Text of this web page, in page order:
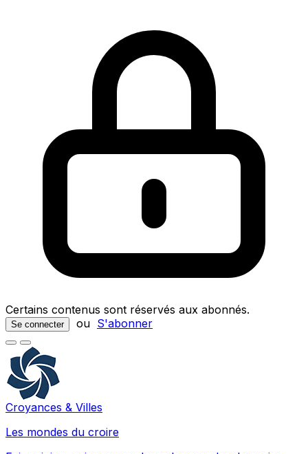
Certains contenus sont réservés aux abonnés.
Se connecter ou S'abonner
Croyances & Villes
Les mondes du croire